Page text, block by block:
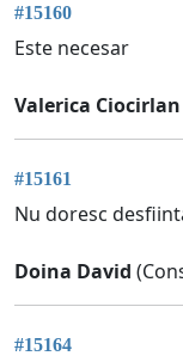
#15160
Este necesar
Valerica Ciocirlan
#15161
Nu doresc
Doina David
#15164